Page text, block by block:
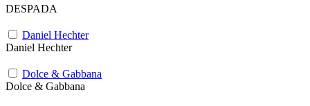
DESPADA
Daniel Hechter
Daniel Hechter
Dolce & Gabbana
Dolce & Gabbana